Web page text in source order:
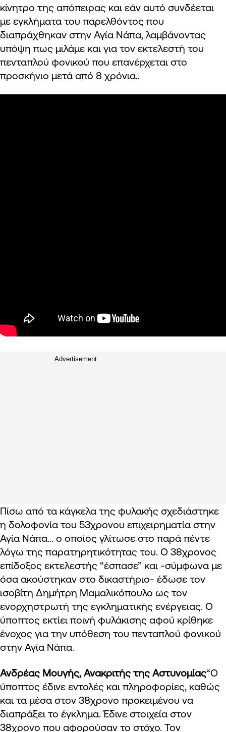
κίνητρο της απόπειρας και εάν αυτό συνδέεται
με εγκλήματα του παρελθόντος που
διαπράχθηκαν στην Αγία Νάπα, λαμβάνοντας
υπόψη πως μιλάμε και για τον εκτελεστή του
πενταπλού φονικού που επανέρχεται στο
προσκήνιο μετά από 8 χρόνια..
Advertisement
Πίσω από τα κάγκελα της φυλακής σχεδιάστηκε
η δολοφονία του 53χρονου επιχειρηματία στην
Αγία Νάπα… ο οποίος γλίτωσε στο παρά πέντε
λόγω της παρατηρητικότητας του. Ο 38χρονος
επίδοξος εκτελεστής “έσπασε” και -σύμφωνα με
όσα ακούστηκαν στο δικαστήριο- έδωσε τον
ισοβίτη Δημήτρη Μαμαλικόπουλο ως τον
ενορχηστρωτή της εγκληματικής ενέργειας. Ο
ύποπτος εκτίει ποινή φυλάκισης αφού κρίθηκε
ένοχος για την υπόθεση του πενταπλού φονικού
στην Αγία Νάπα.
Ανδρέας Μουγής, Ανακριτής της Αστυνομίας“Ο
ύποπτος έδινε εντολές και πληροφορίες, καθώς
και τα μέσα στον 38χρονο προκειμένου να
διαπράξει το έγκλημα. Έδινε στοιχεία στον
38χρονο που αφορούσαν το στόχο. Τον